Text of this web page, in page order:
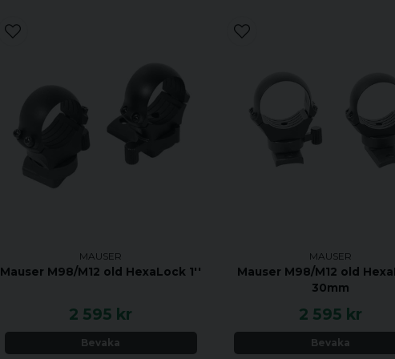
MAUSER
Mauser M98/M12 old HexaLock 1''
2 595 kr
Bevaka
MAUSER
Mauser M98/M12 old
30mm
2 595 kr
Bevaka